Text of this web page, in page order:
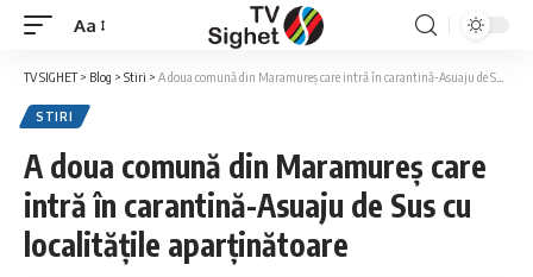
Font
Resizer
Aa
TV SIGHET> Blog > Stiri > A doua comună din Maramureș care intră în carantină-Asuaju de Sus cu localitățile aparținătoare
STIRI
A doua comună din Maramureș care
intră în carantină-Asuaju de Sus cu
localitățile aparținătoare